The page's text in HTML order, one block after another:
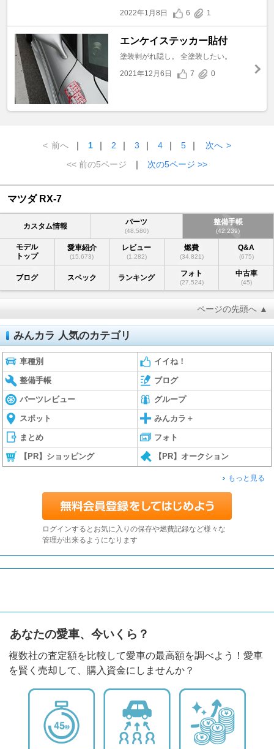
2022年1月8日
6 1
エンケイステッカー貼付
塗装剥がれ隠し。 全塗装したい。
2021年12月6日
7 0
< 前へ ｜ 1 ｜ 2 ｜ 3 ｜ 4 ｜ 5 ｜ 次へ >
<< 前の5ページ
｜ 次の5ページ >>
マツダ RX-7
カスタム情報 パーツ
(48,580)
整備手帳
(42,239)
モデル
トップ
愛車紹介
(15,673)
レビュー
(1,282)
燃費
(34,821)
Q&A
(675)
ブログ スペック ランキング フォト
(27,524)
中古車
(45)
ページの先頭へ ▲
みんカラ 人気のカテゴリ
車種別 イイね！
整備手帳 ブログ
パーツレビュー グループ
スポット みんカラ＋
まとめ フォト
【PR】ショッピング 【PR】オークション
もっと見る
ログインするとお気に入りの保存や燃費記録など様々な
管理が出来るようになります
あなたの愛車、今いくら？
複数社の査定額を比較して愛車の最高額を調べよう！愛車
を賢く売却して、購入資金にしませんか？